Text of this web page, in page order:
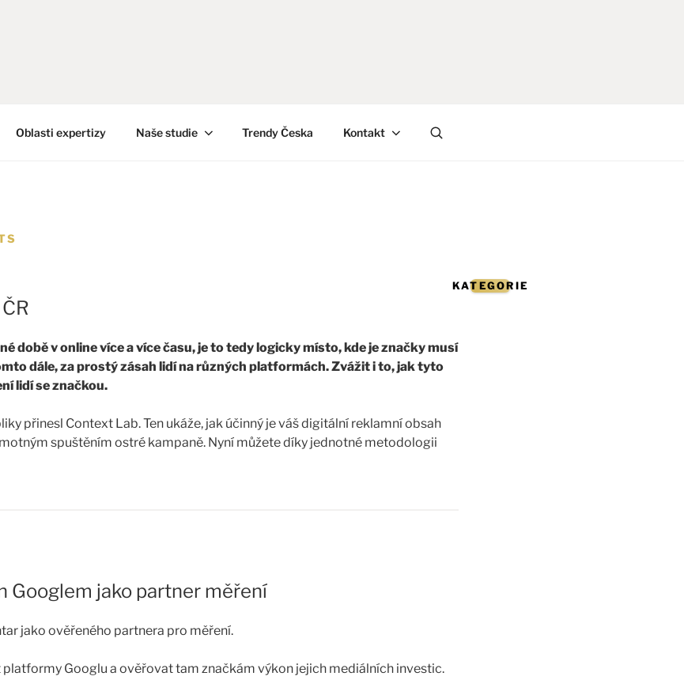
Oblasti expertizy Naše studie Trendy Česka Kontakt
době v online více a více času, je to tedy logicky místo, kde je značky musí
dále, za prostý zásah lidí na různých platformách. Zvážit i to, jak tyto
lidí se značkou.
přinesl Context Lab. Ten ukáže, jak účinný je váš digitální reklamní obsah
spuštěním ostré kampaně. Nyní můžete díky jednotné metodologii
lift přes všechny možné kanály.
vliv na značku u reklamního digitálního obsahu přes platformy,…
Googlem jako partner měření
jako ověřeného partnera pro měření.
Googlu a ověřovat tam značkám výkon jejich mediálních investic.
KATEGORIE